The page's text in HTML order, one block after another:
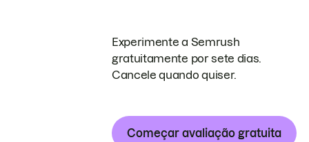
Experimente a Semrush
gratuitamente por sete dias.
Cancele quando quiser.
Começar avaliação gratuita